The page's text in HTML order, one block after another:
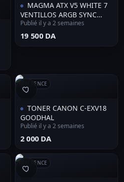
MAGMA ATX V5 WHITE 7
VENTILLOS ARGB SYNC
TYPE-C
Publié il y a 2 semaines
⁦19 500 DA⁩
RÉFÉRENCE
TONER CANON C-EXV18
GOODHAL
Publié il y a 2 semaines
⁦2 000 DA⁩
RÉFÉRENCE